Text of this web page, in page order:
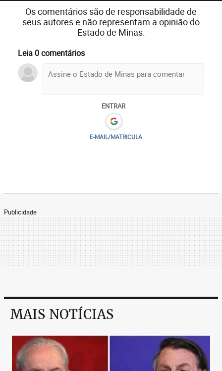
Os comentários são de responsabilidade de
seus autores e não representam a opinião do
Estado de Minas.
Leia 0 comentários
ENTRAR
E-MAIL/MATRICULA
Publicidade
MAIS NOTÍCIAS